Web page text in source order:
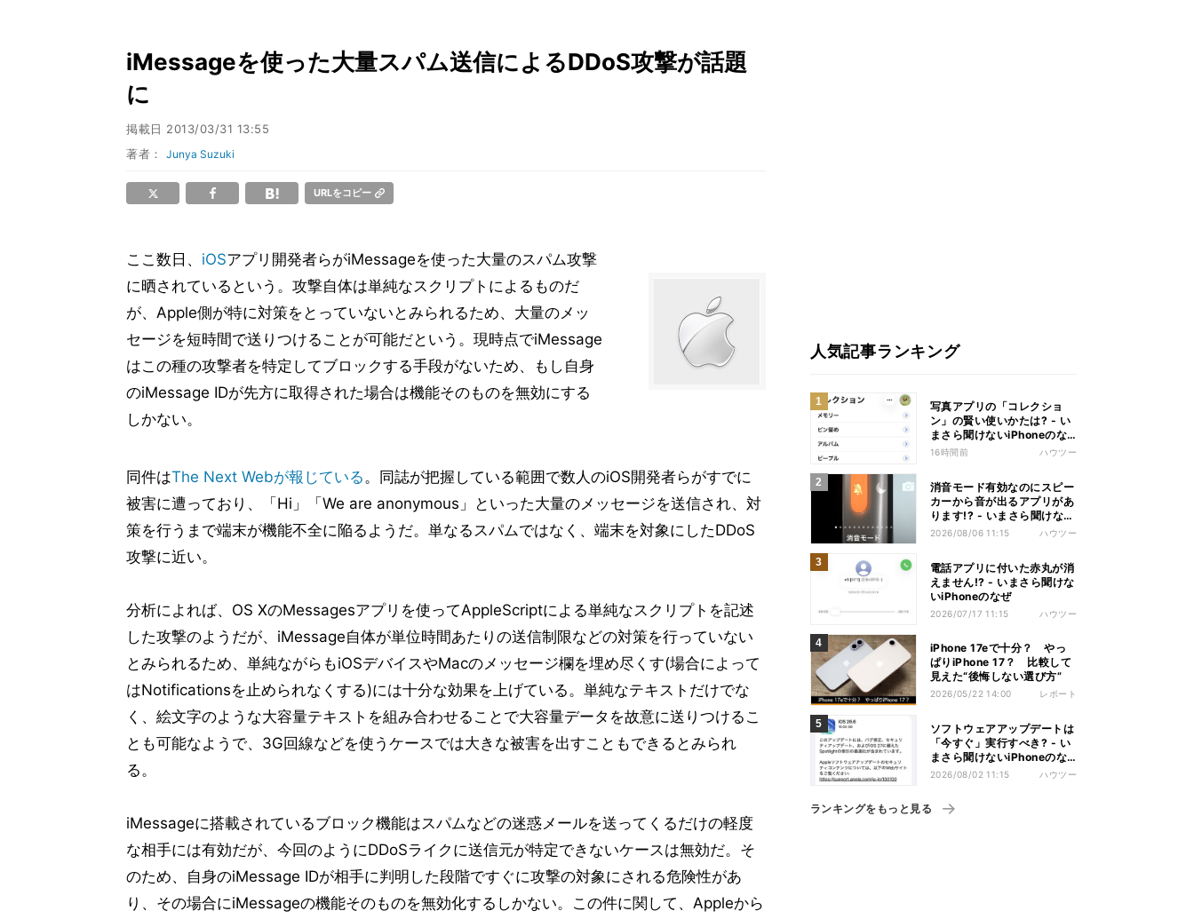
iMessageを使った大量スパム送信によるDDoS攻撃が話題
に
掲載日 2013/03/31 13:55
著者：Junya Suzuki
URLをコピー
ここ数日、 iOSアプリ開発者らがiMessageを使った大量のスパム攻撃
に晒されているという。攻撃自体は単純なスクリプトによるものだ
が、Apple側が特に対策をとっていないとみられるため、大量のメッ
セージを短時間で送りつけることが可能だという。現時点でiMessage
はこの種の攻撃者を特定してブロックする手段がないため、もし自身
のiMessage IDが先方に取得された場合は機能そのものを無効にする
しかない。
同件はThe Next Webが報じている。同誌が把握している範囲で数人のiOS開発者らがすでに
被害に遭っており、「Hi」「We are anonymous」といった大量のメッセージを送信され、対
策を行うまで端末が機能不全に陥るようだ。単なるスパムではなく、端末を対象にしたDDoS
攻撃に近い。
分析によれば、OS XのMessagesアプリを使ってAppleScriptによる単純なスクリプトを記述
した攻撃のようだが、iMessage自体が単位時間あたりの送信制限などの対策を行っていない
とみられるため、単純ながらもiOSデバイスやMacのメッセージ欄を埋め尽くす(場合によって
はNotificationsを止められなくする)には十分な効果を上げている。単純なテキストだけでな
く、絵文字のような大容量テキストを組み合わせることで大容量データを故意に送りつけるこ
とも可能なようで、3G回線などを使うケースでは大きな被害を出すこともできるとみられ
る。
iMessageに搭載されているブロック機能はスパムなどの迷惑メールを送ってくるだけの軽度
な相手には有効だが、今回のようにDDoSライクに送信元が特定できないケースは無効だ。そ
のため、自身のiMessage IDが相手に判明した段階ですぐに攻撃の対象にされる危険性があ
り、その場合にiMessageの機能そのものを無効化するしかない。この件に関して、Appleから
人気記事ランキング
写真アプリの「コレクショ
ン」の賢い使いかたは? - い
まさら聞けないiPhoneのな
ぜ
16時間前 ハウツー
消音モード有効なのにスピー
カーから音が出るアプリがあ
ります!? - いまさら聞けない
iPhoneのなぜ
2026/08/06 11:15 ハウツー
電話アプリに付いた赤丸が消
えません!? - いまさら聞けな
いiPhoneのなぜ
2026/07/17 11:15 ハウツー
iPhone 17eで十分？ やっ
ぱりiPhone 17？ 比較して
見えた“後悔しない選び方”
2026/05/22 14:00 レポート
ソフトウェアアップデートは
「今すぐ」実行すべき? - い
まさら聞けないiPhoneのな
ぜ
2026/08/02 11:15 ハウツー
ランキングをもっと見る